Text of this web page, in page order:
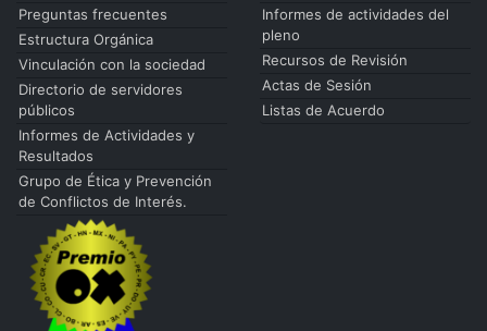
Preguntas frecuentes
Estructura Orgánica
Vinculación con la sociedad
Directorio de servidores
públicos
Informes de Actividades y
Resultados
Grupo de Ética y Prevención
de Conflictos de Interés.
Informes de actividades del
pleno
Recursos de Revisión
Actas de Sesión
Listas de Acuerdo